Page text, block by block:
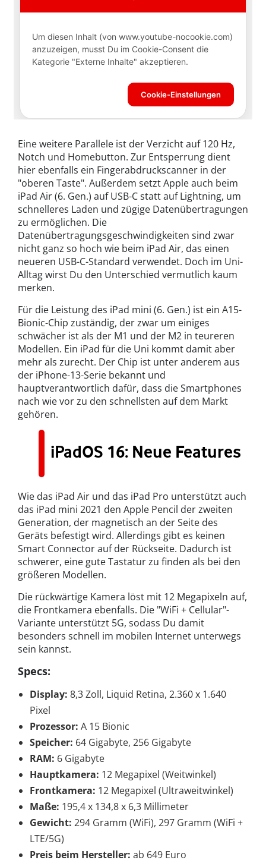
Eine weitere Parallele ist der Verzicht auf 120 Hz,
Notch und Homebutton. Zur Entsperrung dient
hier ebenfalls ein Fingerabdruckscanner in der
"oberen Taste". Außerdem setzt Apple auch beim
iPad Air (6. Gen.) auf USB-C statt auf Lightning, um
schnelleres Laden und zügige Datenübertragungen
zu ermöglichen. Die
Datenübertragungsgeschwindigkeiten sind zwar
nicht ganz so hoch wie beim iPad Air, das einen
neueren USB-C-Standard verwendet. Doch im Uni-
Alltag wirst Du den Unterschied vermutlich kaum
merken.
Für die Leistung des iPad mini (6. Gen.) ist ein A15-
Bionic-Chip zuständig, der zwar um einiges
schwächer ist als der M1 und der M2 in teureren
Modellen. Ein iPad für die Uni kommt damit aber
mehr als zurecht. Der Chip ist unter anderem aus
der iPhone-13-Serie bekannt und
hauptverantwortlich dafür, dass die Smartphones
nach wie vor zu den schnellsten auf dem Markt
gehören.
iPadOS 16: Neue Features
Wie das iPad Air und das iPad Pro unterstützt auch
das iPad mini 2021 den Apple Pencil der zweiten
Generation, der magnetisch an der Seite des
Geräts befestigt wird. Allerdings gibt es keinen
Smart Connector auf der Rückseite. Dadurch ist
schwerer, eine gute Tastatur zu finden als bei den
größeren Modellen.
Die rückwärtige Kamera löst mit 12 Megapixeln auf,
die Frontkamera ebenfalls. Die "WiFi + Cellular"-
Variante unterstützt 5G, sodass Du damit
besonders schnell im mobilen Internet unterwegs
sein kannst.
Specs:
Display: 8,3 Zoll, Liquid Retina, 2.360 x 1.640
Pixel
Prozessor: A 15 Bionic
Speicher: 64 Gigabyte, 256 Gigabyte
RAM: 6 Gigabyte
Hauptkamera: 12 Megapixel (Weitwinkel)
Frontkamera: 12 Megapixel (Ultraweitwinkel)
Maße: 195,4 x 134,8 x 6,3 Millimeter
Gewicht: 294 Gramm (WiFi), 297 Gramm (WiFi +
LTE/5G)
Preis beim Hersteller: ab 649 Euro